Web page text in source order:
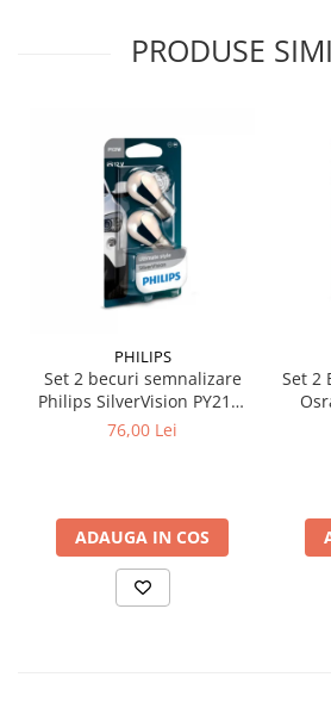
PRODUSE
PHILIPS
Set 2 becuri semnalizare
Philips SilverVision PY21W
BAU15s 12V 21W
76,00 Lei
ADAUGA IN COS
Set 2